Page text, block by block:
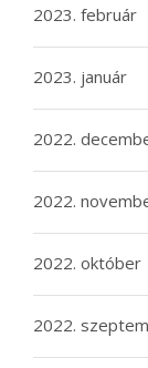
2023. február
2023. január
2022.
2022.
2022. október
2022.